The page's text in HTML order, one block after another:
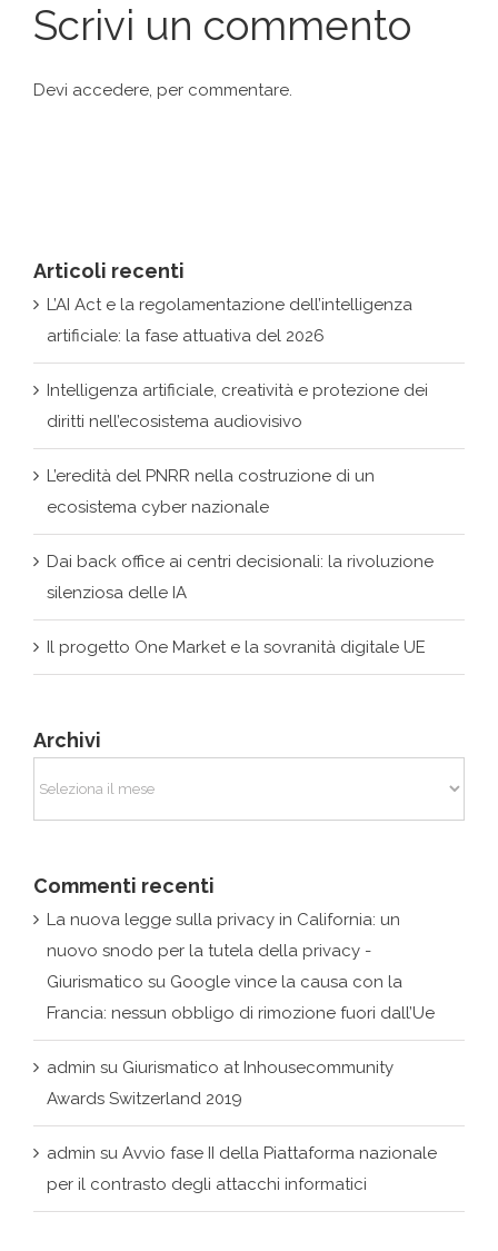
Scrivi un commento
Devi accedere, per commentare.
Articoli recenti
L’AI Act e la regolamentazione dell’intelligenza
artificiale: la fase attuativa del 2026
Intelligenza artificiale, creatività e protezione dei
diritti nell’ecosistema audiovisivo
L’eredità del PNRR nella costruzione di un
ecosistema cyber nazionale
Dai back office ai centri decisionali: la rivoluzione
silenziosa delle IA
Il progetto One Market e la sovranità digitale UE
Archivi
Commenti recenti
La nuova legge sulla privacy in California: un
nuovo snodo per la tutela della privacy -
Giurismatico su Google vince la causa con la
Francia: nessun obbligo di rimozione fuori dall’Ue
admin su Giurismatico at Inhousecommunity
Awards Switzerland 2019
admin su Avvio fase II della Piattaforma nazionale
per il contrasto degli attacchi informatici